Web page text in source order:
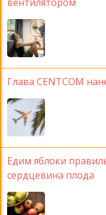
Глава CENTCOM
Едим яблоки
сердцевина плода